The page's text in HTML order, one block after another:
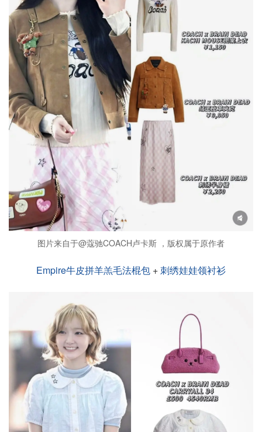
图片来自于@蔻驰COACH卢卡斯 ，版权属于原作者
Empire牛皮拼羊羔毛法棍包 +刺绣娃娃领衬衫